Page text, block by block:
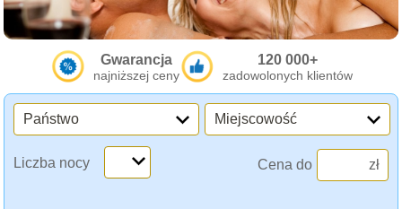
Gwarancja
najniższej ceny
120 000+
zadowolonych klientów
Państwo Miejscowość
Liczba nocy Cena do zł